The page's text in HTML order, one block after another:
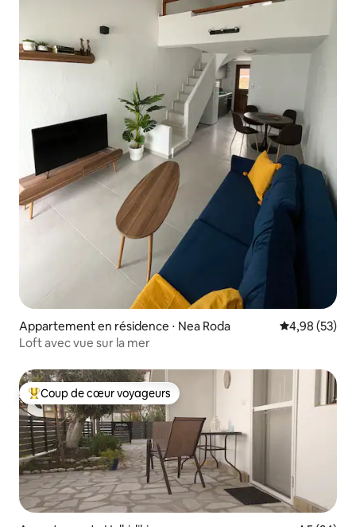
Appartement en résidence ⋅ Nea Roda Évaluation
4,98 (53)
Loft avec vue sur la mer
Coups de cœur voyageurs les plus appréciés
Coup de cœur voyageurs